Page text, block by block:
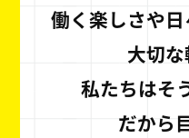
働く楽しさや
大切な
私たちはそ
だから